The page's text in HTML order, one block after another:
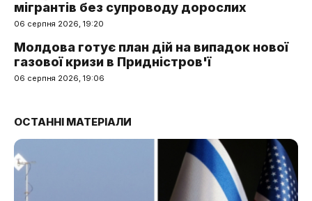
мігрантів без супроводу дорослих
06 серпня 2026, 19:20
Молдова готує план дій на випадок нової
газової кризи в Придністров'ї
06 серпня 2026, 19:06
ОСТАННІ МАТЕРІАЛИ